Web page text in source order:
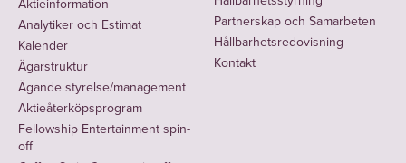
Aktieinformation
Analytiker och Estimat
Kalender
Ägarstruktur
Ägande styrelse/management
Aktieåterköpsprogram
Fellowship Entertainment spin-
off
Partnerskap och Samarbeten
Hållbarhetsredovisning
Kontakt